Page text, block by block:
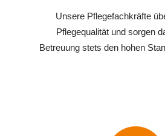
Unsere Pflegefachkräfte
Pflegequalität und sorgen
Betreuung stets den hohen